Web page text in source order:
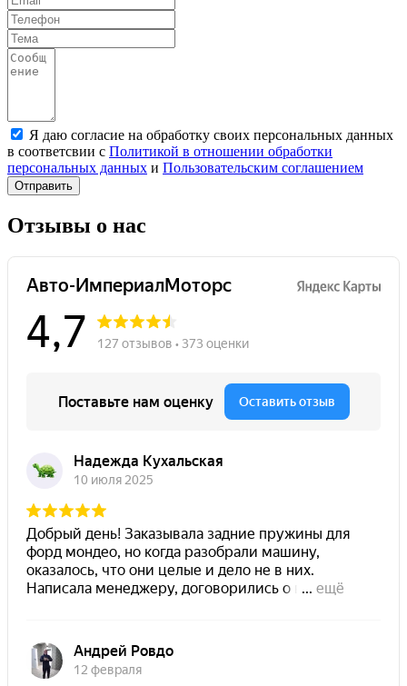
Я даю согласие на обработку своих персональных данных
в соответсвии с Политикой в отношении обработки
персональных данных и Пользовательским соглашением
Отправить
Отзывы о нас